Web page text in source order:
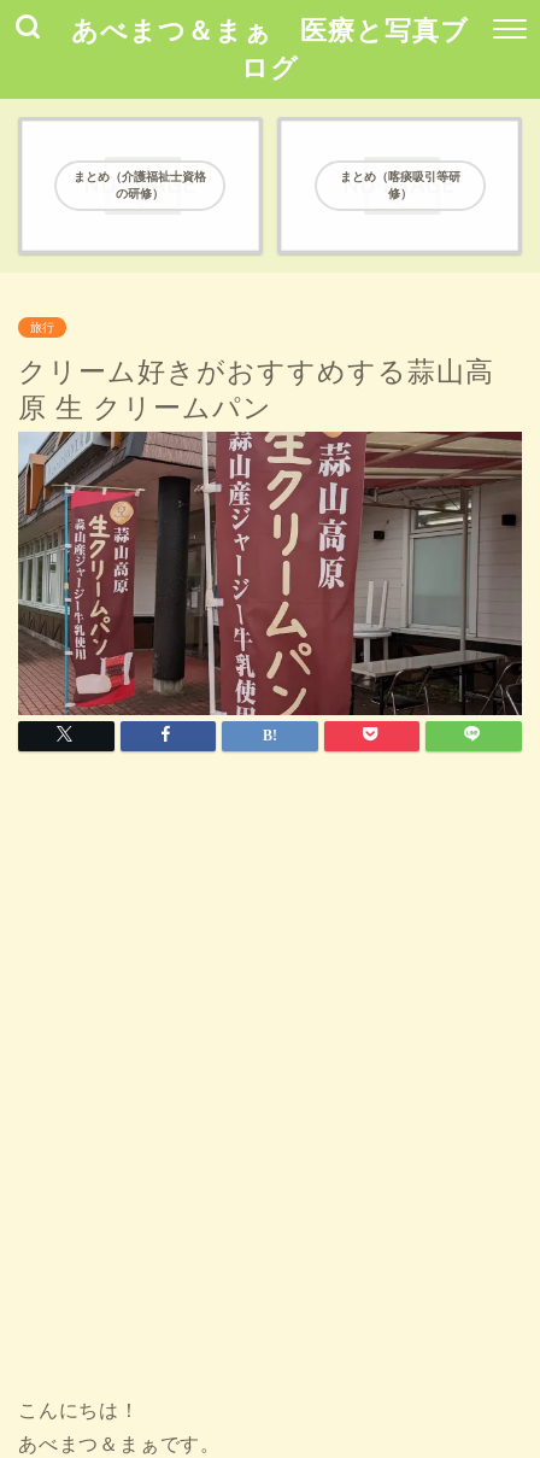
あべまつ＆まぁ 医療と写真ブ
ログ
まとめ（介護福祉士資格
の研修）
まとめ（喀痰吸引等研
修）
旅行
クリーム好きがおすすめする蒜山高
原 生 クリームパン
こんにちは！
あべまつ＆まぁです。